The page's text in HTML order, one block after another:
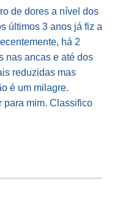
de dores a nível dos
últimos 3 anos já fiz a
há 2
nas ancas e até dos
reduzidas mas
é um milagre.
para mim. Classifico